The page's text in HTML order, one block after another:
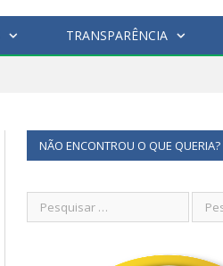
TRANSPARÊNCIA
NÃO ENCONTROU O QUE QUERIA?